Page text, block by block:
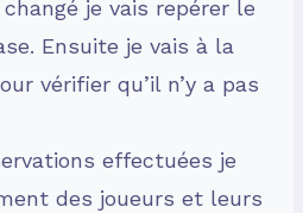
changé je vais repérer le
Ensuite je vais à la
vérifier qu’il n’y a pas
effectuées je
des joueurs et leurs